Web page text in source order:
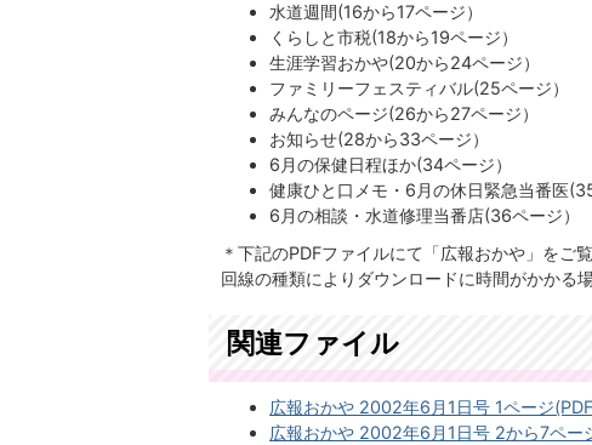
水道週間(16から17ページ）
くらしと市税(18から19ページ）
生涯学習おかや(20から24ページ）
ファミリーフェスティバル(25ページ）
みんなのページ(26から27ページ）
お知らせ(28から33ページ）
6月の保健日程ほか(34ページ）
健康ひと口メモ・6月の休日緊急当番医
6月の相談・水道修理当番店(36ページ）
＊下記のPDFファイルにて「広報おかや」をご
回線の種類によりダウンロードに時間がかかる
関連ファイル
広報おかや 2002年6月1日号 1ページ
広報おかや 2002年6月1日号 2から7ペー